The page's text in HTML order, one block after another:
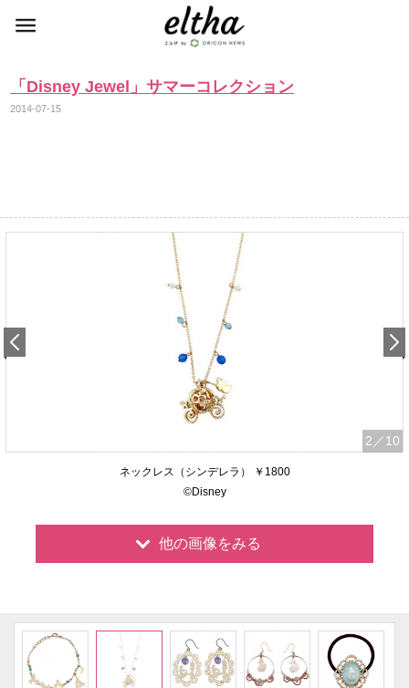
「Disney Jewel」サマーコレクション
2014-07-15
2 ／10
ネックレス（シンデレラ） ￥1800
©Disney
他の画像をみる